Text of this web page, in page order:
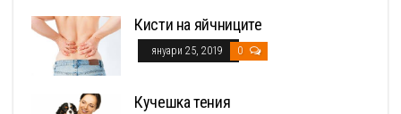
Кисти на яйчниците
януари 25, 2019 0
Кучешка тения